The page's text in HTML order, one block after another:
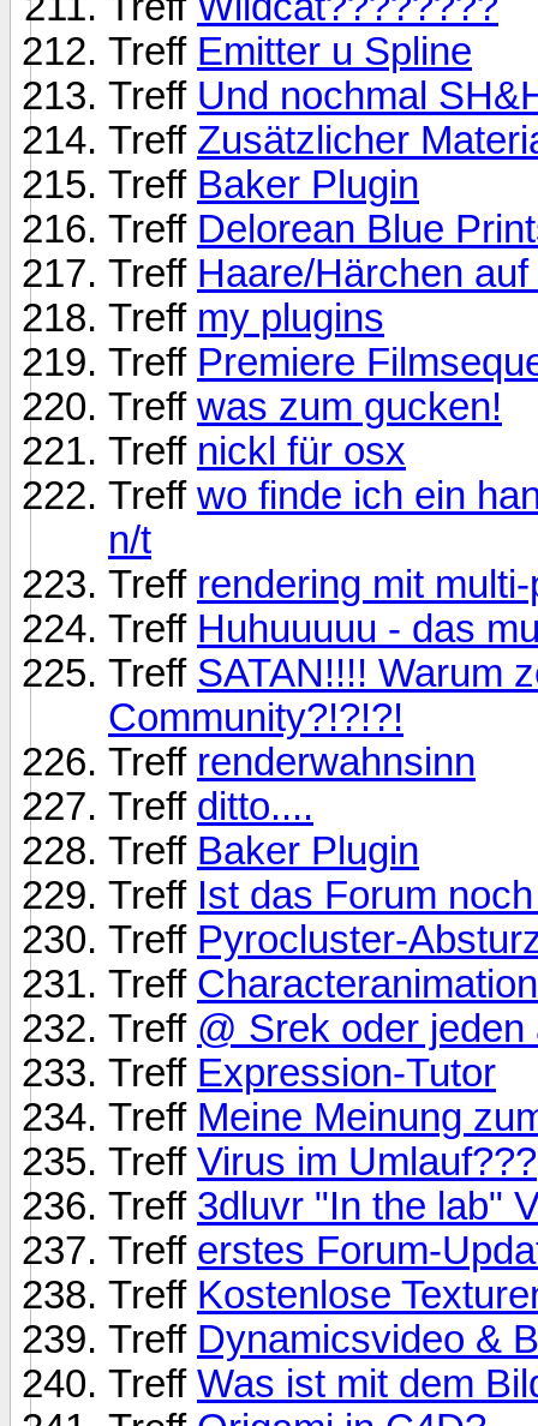
Treff Emitter u Spline
Treff Und nochmal
Treff Zusätzlicher
Treff Baker Plugin
Treff Delorean Blue
Treff Haare/Härchen
Treff my plugins
Treff Premiere
Treff was zum gucken!
Treff nickl für osx
Treff wo finde ich ein
n/t
Treff rendering mit
Treff Huhuuuuu - das
Treff SATAN!!!! Warum
Community?!?!?!
Treff renderwahnsinn
Treff ditto....
Treff Baker Plugin
Treff Ist das Forum
Treff Pyrocluster-
Treff Characteranimation
Treff @ Srek oder
Treff Expression-Tutor
Treff Meine Meinung
Treff Virus im Umlauf???
Treff 3dluvr "In the lab"
Treff erstes Forum-
Treff Kostenlose
Treff Dynamicsvideo &
Treff Was ist mit dem